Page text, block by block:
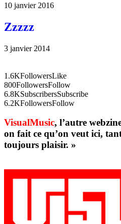
10 janvier 2016
Zzzzz
3 janvier 2014
1.6KFollowersLike
800FollowersFollow
6.8KSubscribersSubscribe
6.2KFollowersFollow
VisualMusic, l’autre
on fait ce qu’on veut ici,
toujours plaisir. »